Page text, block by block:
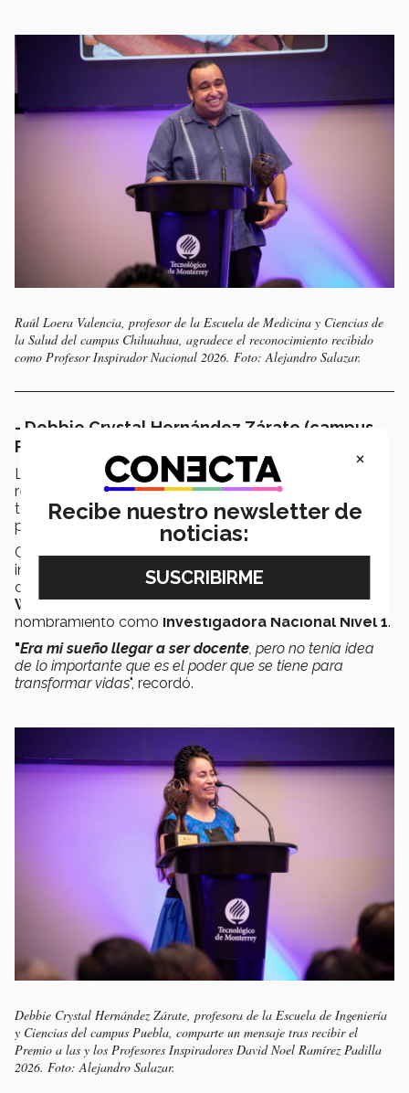
Raúl Loera Valencia, profesor de la Escuela de Medicina y Ciencias de
la Salud del campus Chihuahua, agradece el reconocimiento recibido
como Profesor Inspirador Nacional 2026. Foto: Alejandro Salazar.
- Debbie Crystal Hernández Zárate (campus
Puebla)
La profesora Debbie Crystal Hernández
reconocida por impulsar el emprendimiento
tecnológico, el aprendizaje experiencial y la
participación de mujeres en áreas STEM.
Como parte de su trayectoria ha liderado proyectos de
innovación educativa, publicado investigaciones junto
con estudiantes y promovido iniciativas desde
Women in Engineering, además de obtener el
nombramiento como Investigadora Nacional Nivel 1.
"Era mi sueño llegar a ser docente, pero no tenía idea
de lo importante que es el poder que se tiene para
transformar vidas", recordó.
Debbie Crystal Hernández Zárate, profesora de la Escuela de Ingeniería
y Ciencias del campus Puebla, comparte un mensaje tras recibir el
Premio a las y los Profesores Inspiradores David Noel Ramírez Padilla
2026. Foto: Alejandro Salazar.
×
Recibe nuestro newsletter de
noticias: